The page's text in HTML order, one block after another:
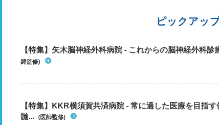
ピックアッ
【特集】矢木脳神経外科病院 - これからの脳神経外科
師監修)
【特集】KKR横須賀共済病院 - 常に適した医療を目指
髄... (医師監修)